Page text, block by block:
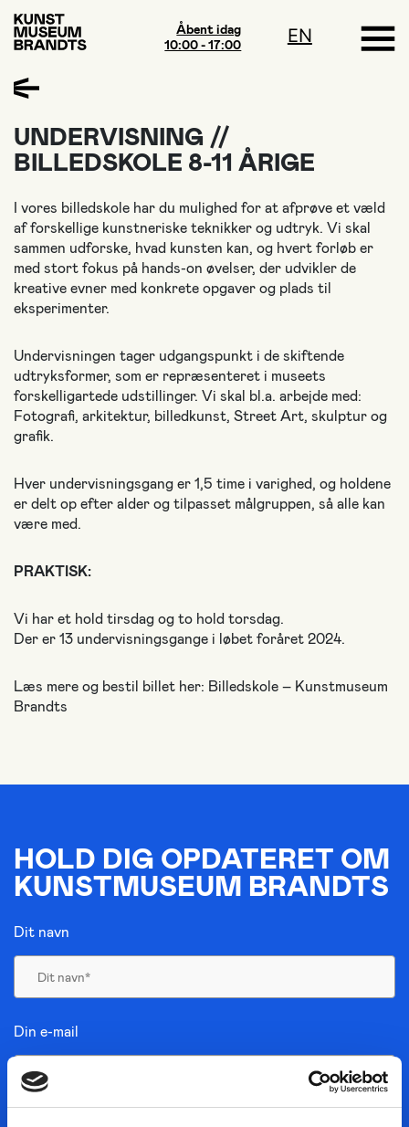
Åbent idag
10:00 - 17:00
EN
UNDERVISNING //
BILLEDSKOLE 8-11 ÅRIGE
I vores billedskole har du mulighed for at afprøve et væld
af forskellige kunstneriske teknikker og udtryk. Vi skal
sammen udforske, hvad kunsten kan, og hvert forløb er
med stort fokus på hands-on øvelser, der udvikler de
kreative evner med konkrete opgaver og plads til
eksperimenter.
Undervisningen tager udgangspunkt i de skiftende
udtryksformer, som er repræsenteret i museets
forskelligartede udstillinger. Vi skal bl.a. arbejde med:
Fotografi, arkitektur, billedkunst, Street Art, skulptur og
grafik.
Hver undervisningsgang er 1,5 time i varighed, og holdene
er delt op efter alder og tilpasset målgruppen, så alle kan
være med.
PRAKTISK:
Vi har et hold tirsdag og to hold torsdag.
Der er 13 undervisningsgange i løbet foråret 2024.
Læs mere og bestil billet her: Billedskole – Kunstmuseum
Brandts
HOLD DIG OPDATERET OM
KUNSTMUSEUM BRANDTS
Dit navn
Din e-mail